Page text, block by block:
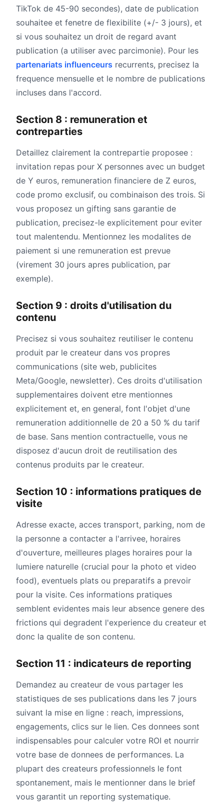
TikTok de 45-90 secondes), date de publication
souhaitee et fenetre de flexibilite (+/- 3 jours), et
si vous souhaitez un droit de regard avant
publication (a utiliser avec parcimonie). Pour les
partenariats influenceurs recurrents, precisez la
frequence mensuelle et le nombre de publications
incluses dans l'accord.
Section 8 : remuneration et
contreparties
Detaillez clairement la contrepartie proposee :
invitation repas pour X personnes avec un budget
de Y euros, remuneration financiere de Z euros,
code promo exclusif, ou combinaison des trois. Si
vous proposez un gifting sans garantie de
publication, precisez-le explicitement pour eviter
tout malentendu. Mentionnez les modalites de
paiement si une remuneration est prevue
(virement 30 jours apres publication, par
exemple).
Section 9 : droits d'utilisation du
contenu
Precisez si vous souhaitez reutiliser le contenu
produit par le createur dans vos propres
communications (site web, publicites
Meta/Google, newsletter). Ces droits d'utilisation
supplementaires doivent etre mentionnes
explicitement et, en general, font l'objet d'une
remuneration additionnelle de 20 a 50 % du tarif
de base. Sans mention contractuelle, vous ne
disposez d'aucun droit de reutilisation des
contenus produits par le createur.
Section 10 : informations pratiques de
visite
Adresse exacte, acces transport, parking, nom de
la personne a contacter a l'arrivee, horaires
d'ouverture, meilleures plages horaires pour la
lumiere naturelle (crucial pour la photo et video
food), eventuels plats ou preparatifs a prevoir
pour la visite. Ces informations pratiques
semblent evidentes mais leur absence genere des
frictions qui degradent l'experience du createur et
donc la qualite de son contenu.
Section 11 : indicateurs de reporting
Demandez au createur de vous partager les
statistiques de ses publications dans les 7 jours
suivant la mise en ligne : reach, impressions,
engagements, clics sur le lien. Ces donnees sont
indispensables pour calculer votre ROI et nourrir
votre base de donnees de performances. La
plupart des createurs professionnels le font
spontanement, mais le mentionner dans le brief
vous garantit un reporting systematique.